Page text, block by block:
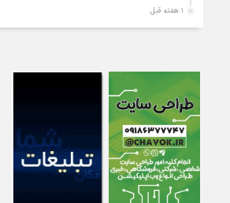
۱ هفته قبل
استقرار ۷۱۴ دستگاه اتوبوس در
واژگونی مرگبار پژوپارس در محور دهلران/ ۴ زائر اربعین جان باختند
۱ هفته قبل
۴کشته و یک مصدوم در حادثه مرگبار
دهلران
۱ هفته قبل
انتقال هوایی زائر اربعین از ایلام به تهران